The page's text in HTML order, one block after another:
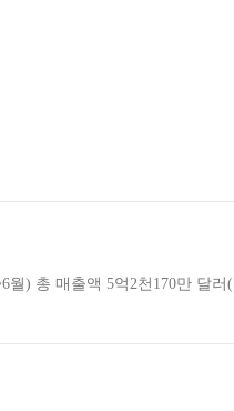
) 총 매출액 5억2천170만 달러